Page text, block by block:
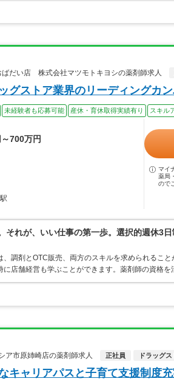
だい店 株式会社マツモトキヨシの薬剤師求人
グストア業界のリーディングカ
未経験者も応募可能 産休・育休取得実績有り スキル
～700万円
マイ
薬局
ので
それが、いい仕事の第一歩。選択的週休3
、調剤とOTC販売、両方のスキルを求められるこ
に店舗経営も学ぶことができます。薬剤師の資格
市原姉崎店の薬剤師求人
正社員 ドラッグス
キャリアパスと子育て支援制度